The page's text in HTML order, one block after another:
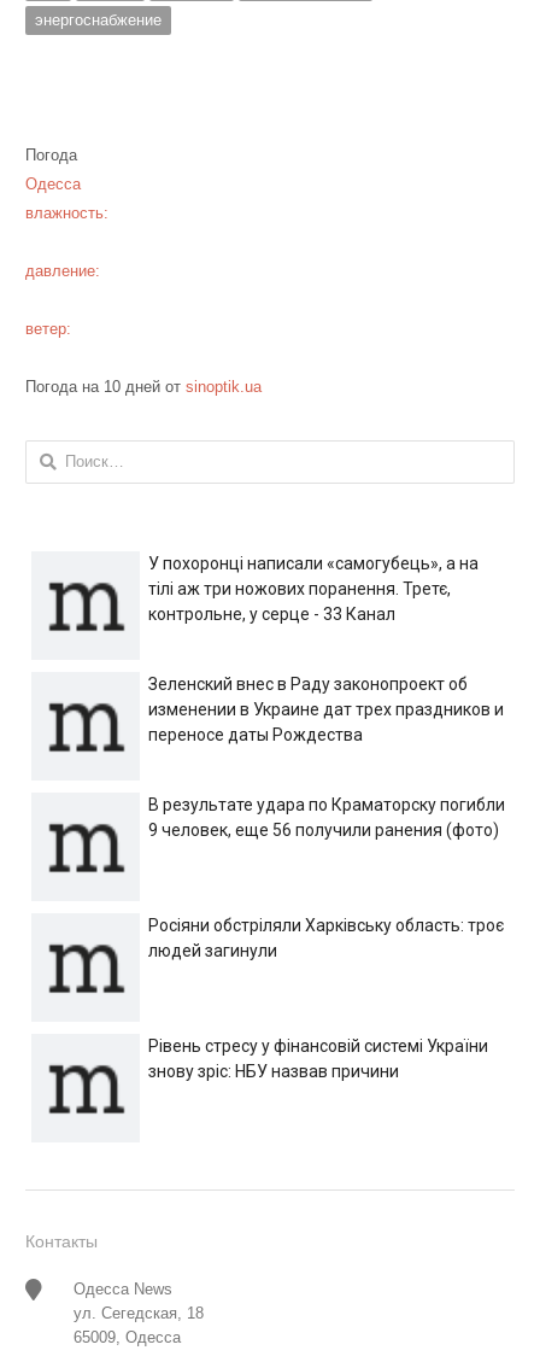
энергоснабжение
Погода
Одесса
влажность:
давление:
ветер:
Погода на 10 дней от sinoptik.ua
Найти:
У похоронці написали «самогубець», а на
тілі аж три ножових поранення. Третє,
контрольне, у серце - 33 Канал
Зеленский внес в Раду законопроект об
изменении в Украине дат трех праздников и
переносе даты Рождества
В результате удара по Краматорску погибли
9 человек, еще 56 получили ранения (фото)
Росіяни обстріляли Харківську область: троє
людей загинули
Рівень стресу у фінансовій системі України
знову зріс: НБУ назвав причини
Контакты
Одесса News
ул. Сегедская, 18
65009, Одесса